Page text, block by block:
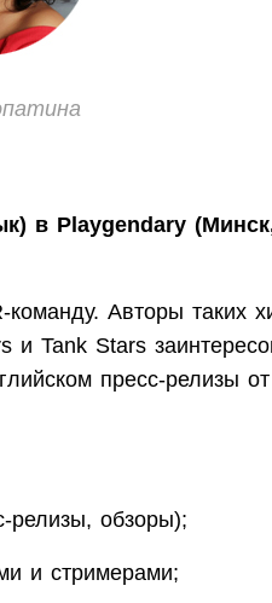
в Playgendary
Авторы таких
и Tank Stars
пресс-релизы
релизы, обзоры);
и стримерами;